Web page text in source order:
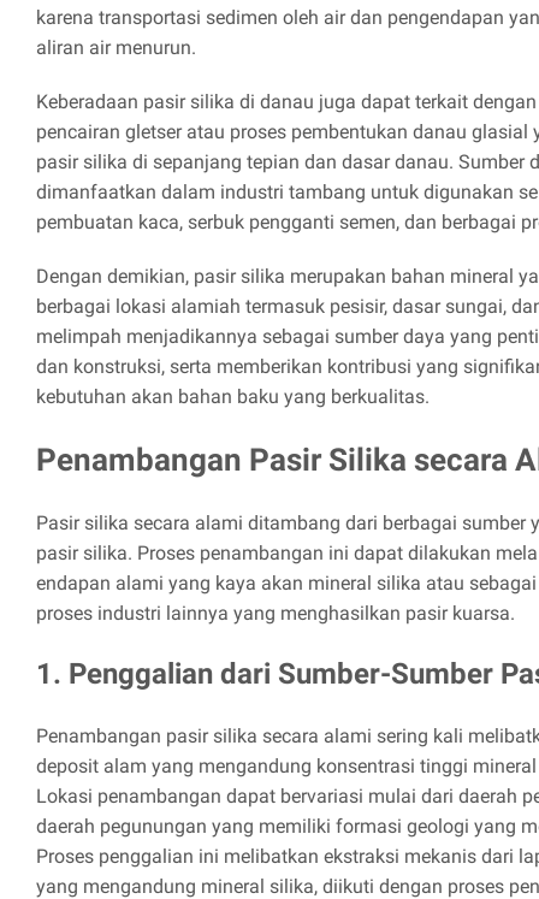
karena transportasi sedimen oleh air dan pengendapan
aliran air menurun.
Keberadaan pasir silika di danau juga dapat terkait
pencairan gletser atau proses pembentukan danau glasial
pasir silika di sepanjang tepian dan dasar danau. Sumber
dimanfaatkan dalam industri tambang untuk digunakan
pembuatan kaca, serbuk pengganti semen, dan berbagai
Dengan demikian, pasir silika merupakan bahan mineral
berbagai lokasi alamiah termasuk pesisir, dasar sungai,
melimpah menjadikannya sebagai sumber daya yang
dan konstruksi, serta memberikan kontribusi yang
kebutuhan akan bahan baku yang berkualitas.
Penambangan Pasir Silika secara
Pasir silika secara alami ditambang dari berbagai sumber
pasir silika. Proses penambangan ini dapat dilakukan
endapan alami yang kaya akan mineral silika atau
proses industri lainnya yang menghasilkan pasir kuarsa.
1. Penggalian dari Sumber-Sumber
Penambangan pasir silika secara alami sering kali
deposit alam yang mengandung konsentrasi tinggi
Lokasi penambangan dapat bervariasi mulai dari daerah
daerah pegunungan yang memiliki formasi geologi yang
Proses penggalian ini melibatkan ekstraksi mekanis dari
yang mengandung mineral silika, diikuti dengan proses